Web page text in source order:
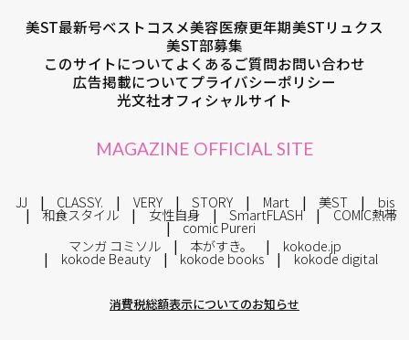
美ST最新号ベストコスメ美容医療更年期美STリュクス
美ST部募集
このサイトについてよくあるご質問お問い合わせ
広告掲載についてプライバシーポリシー
光文社オフィシャルサイト
MAGAZINE OFFICIAL SITE
JJ CLASSY. VERY STORY Mart 美ST bis
和食スタイル 女性自身 SmartFLASH COMIC熱帯
comic Pureri
マンガ コミソル
本がすき。 kokode.jp
kokode Beauty kokode books kokode digital
消費税総額表示についてのお知らせ